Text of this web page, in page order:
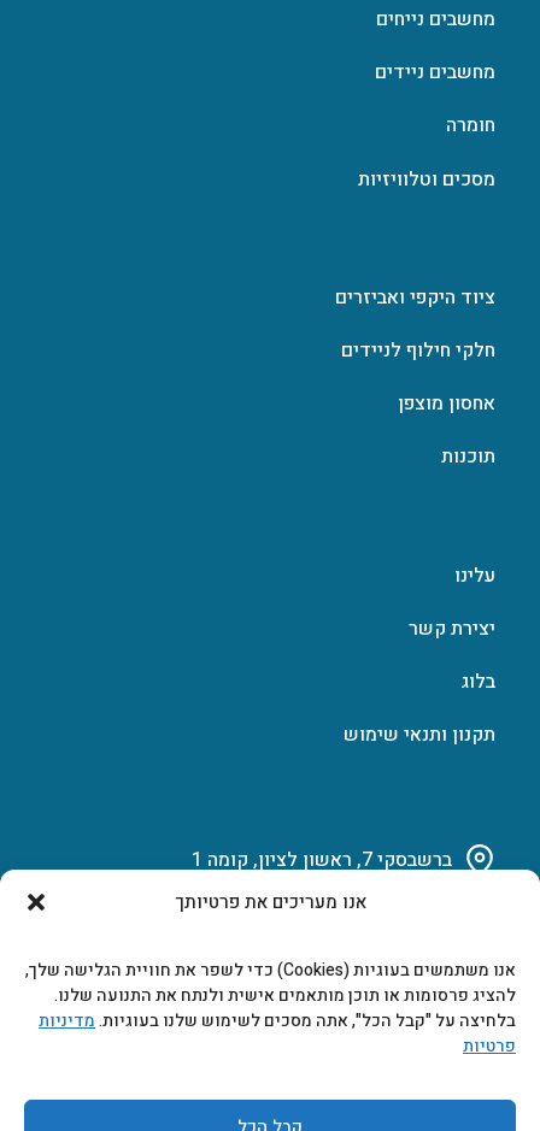
אנו מעריכים את פרטיותך
אנו משתמשים בעוגיות (Cookies) כדי לשפר את חוויית הגלישה שלך,
להציג פרסומות או תוכן מותאמים אישית ולנתח את התנועה שלנו.
בלחיצה על "קבל הכל", אתה מסכים לשימוש שלנו בעוגיות.מדיניות
פרטיות
מחשבים נייחים
מחשבים ניידים
חומרה
מסכים וטלוויזיות
ציוד היקפי ואביזרים
חלקי חילוף לניידים
אחסון מוצפן
תוכנות
עלינו
יצירת קשר
בלוג
תקנון ותנאי שימוש
ברשבסקי 7, ראשון לציון, קומה 1
marketing@b-tech.co.il